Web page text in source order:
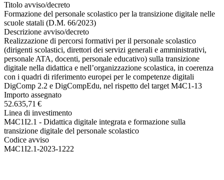
Titolo avviso/decreto
Formazione del personale scolastico per la transizione digitale nelle
scuole statali (D.M. 66/2023)
Descrizione avviso/decreto
Realizzazione di percorsi formativi per il personale scolastico
(dirigenti scolastici, direttori dei servizi generali e amministrativi,
personale ATA, docenti, personale educativo) sulla transizione
digitale nella didattica e nell’organizzazione scolastica, in coerenza
con i quadri di riferimento europei per le competenze digitali
DigComp 2.2 e DigCompEdu, nel rispetto del target M4C1-13
Importo assegnato
52.635,71 €
Linea di investimento
M4C1I2.1 - Didattica digitale integrata e formazione sulla
transizione digitale del personale scolastico
Codice avviso
M4C1I2.1-2023-1222